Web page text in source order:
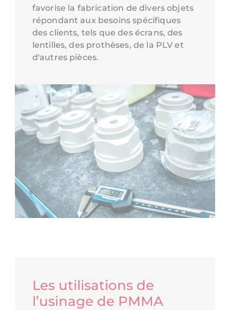
favorise la fabrication de divers objets
répondant aux besoins spécifiques
des clients, tels que des écrans, des
lentilles, des prothèses, de la PLV et
d'autres pièces.
Les utilisations de
l’usinage de PMMA